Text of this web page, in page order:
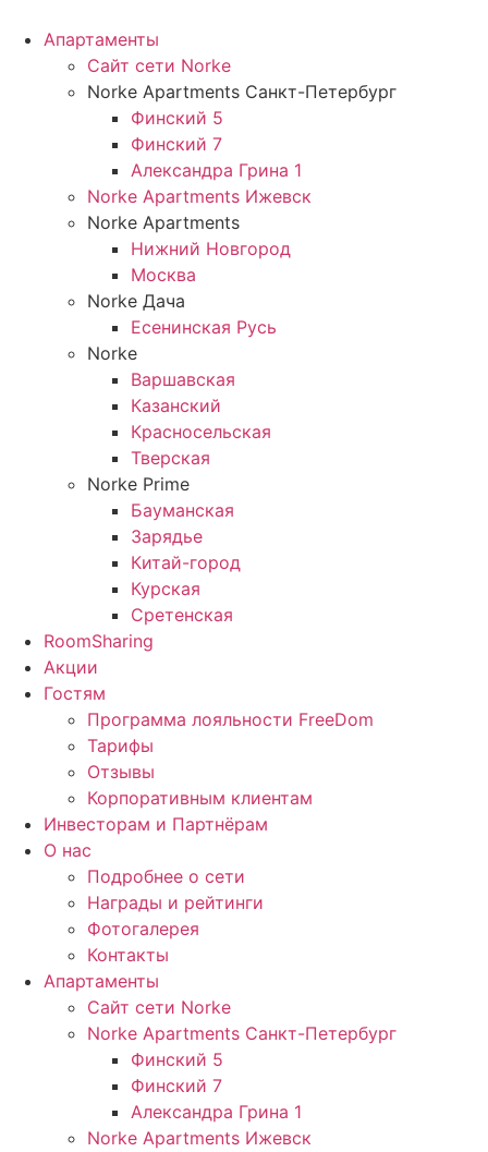
содержимому
Апартаменты
Сайт сети Norke
Norke Apartments Санкт-Петербург
Финский 5
Финский 7
Александра Грина 1
Norke Apartments Ижевск
Norke Apartments
Нижний Новгород
Москва
Norke Дача
Есенинская Русь
Norke
Варшавская
Казанский
Красносельская
Тверская
Norke Prime
Бауманская
Зарядье
Китай-город
Курская
Сретенская
RoomSharing
Акции
Гостям
Программа лояльности FreeDom
Тарифы
Отзывы
Корпоративным клиентам
Инвесторам и Партнёрам
О нас
Подробнее о сети
Награды и рейтинги
Фотогалерея
Контакты
Апартаменты
Сайт сети Norke
Norke Apartments Санкт-Петербург
Финский 5
Финский 7
Александра Грина 1
Norke Apartments Ижевск